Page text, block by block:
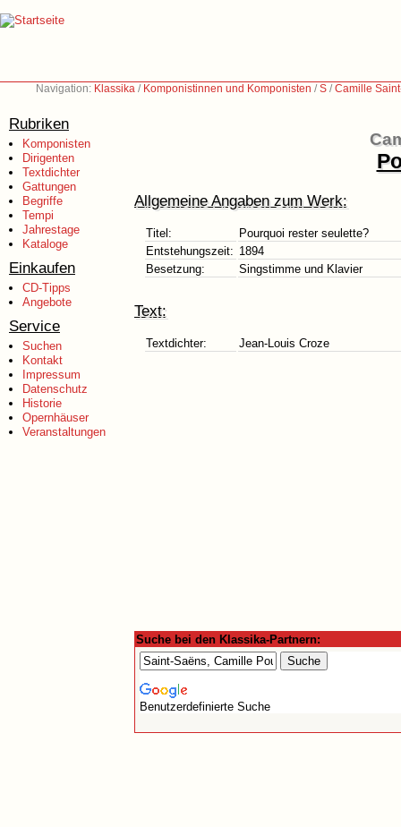
Navigation: Klassika / Komponistinnen und Komponisten /S /Camille
Rubriken
Komponisten
Dirigenten
Textdichter
Gattungen
Begriffe
Tempi
Jahrestage
Kataloge
Einkaufen
CD-Tipps
Angebote
Service
Suchen
Kontakt
Impressum
Datenschutz
Historie
Opernhäuser
Veranstaltungen
Allgemeine Angaben zum Werk:
Titel:
Pourquoi rester seulette?
Entstehungszeit: 1894
Besetzung:
Singstimme und Klavier
Text:
Textdichter: Jean-Louis Croze
Suche bei den Klassika-Partnern:
Benutzerdefinierte Suche